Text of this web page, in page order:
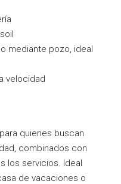
mediante pozo, ideal
velocidad
quienes buscan
combinados con
los servicios. Ideal
de vacaciones o